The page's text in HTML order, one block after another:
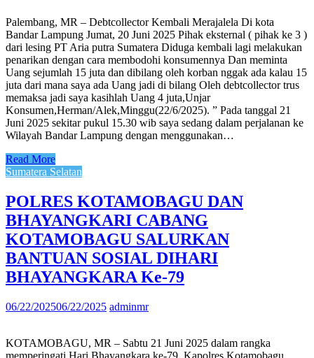
Palembang, MR – Debtcollector Kembali Merajalela Di kota
Bandar Lampung Jumat, 20 Juni 2025 Pihak eksternal ( pihak ke 3 )
dari lesing PT Aria putra Sumatera Diduga kembali lagi melakukan
penarikan dengan cara membodohi konsumennya Dan meminta
Uang sejumlah 15 juta dan dibilang oleh korban nggak ada kalau 15
juta dari mana saya ada Uang jadi di bilang Oleh debtcollector trus
memaksa jadi saya kasihlah Uang 4 juta,Unjar
Konsumen,Herman/Alek,Minggu(22/6/2025). ” Pada tanggal 21
Juni 2025 sekitar pukul 15.30 wib saya sedang dalam perjalanan ke
Wilayah Bandar Lampung dengan menggunakan…
Read More
Sumatera Selatan
POLRES KOTAMOBAGU DAN
BHAYANGKARI CABANG
KOTAMOBAGU SALURKAN
BANTUAN SOSIAL DIHARI
BHAYANGKARA Ke-79
06/22/202506/22/2025 adminmr
KOTAMOBAGU, MR – Sabtu 21 Juni 2025 dalam rangka
memperingati Hari Bhayangkara ke-79, Kapolres Kotamobagu